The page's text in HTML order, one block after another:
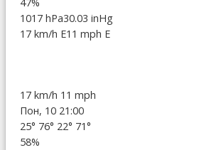
1017 hPa30.03 inHg
17 km/h E11 mph E
17 km/h 11 mph
Пон, 10 21:00
25° 76° 22° 71°
58%